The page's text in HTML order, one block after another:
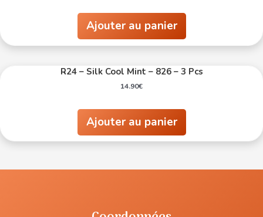
Ajouter au panier
R24 – Silk Cool Mint – 826 – 3 Pcs
14.90€
Ajouter au panier